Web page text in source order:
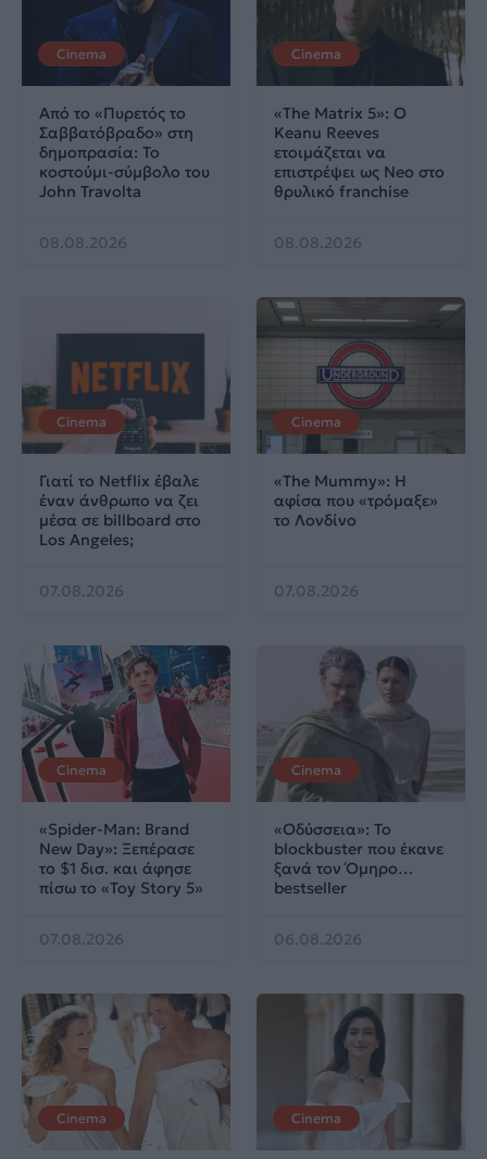
Cinema
Από το «Πυρετός το
Σαββατόβραδο» στη
δημοπρασία: Το
κοστούμι-σύμβολο του
John Travolta
08.08.2026
Cinema
«The Matrix 5»: Ο
Keanu Reeves
ετοιμάζεται να
επιστρέψει ως Neo στο
θρυλικό franchise
08.08.2026
Cinema
Γιατί το Netflix έβαλε
έναν άνθρωπο να ζει
μέσα σε billboard στο
Los Angeles;
07.08.2026
Cinema
«The Mummy»: Η
αφίσα που «τρόμαξε»
το Λονδίνο
07.08.2026
Cinema
«Spider-Man: Brand
New Day»: Ξεπέρασε
το $1 δισ. και άφησε
πίσω το «Toy Story 5»
07.08.2026
Cinema
«Οδύσσεια»: Το
blockbuster που έκανε
ξανά τον Όμηρο…
bestseller
06.08.2026
Cinema Cinema